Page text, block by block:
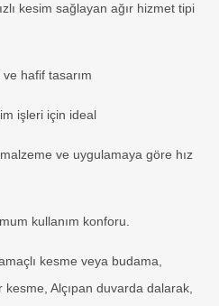
kesim sağlayan ağır hizmet tipi
ve hafif tasarım
işleri için ideal
ve uygulamaya göre hız
kullanım konforu.
kesme veya budama,
Alçıpan duvarda dalarak,